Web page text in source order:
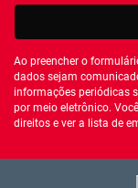
Ao preencher o
dados sejam
informações periódicas
por meio eletrônico.
direitos e ver a lista de